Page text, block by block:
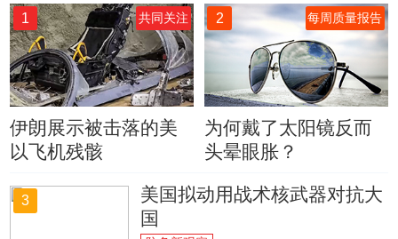
1 共同关注
伊朗展示被击落的美
以飞机残骸
2 每周质量报告
为何戴了太阳镜反而
头晕眼胀？
3
美国拟动用战术核武器对抗大
国